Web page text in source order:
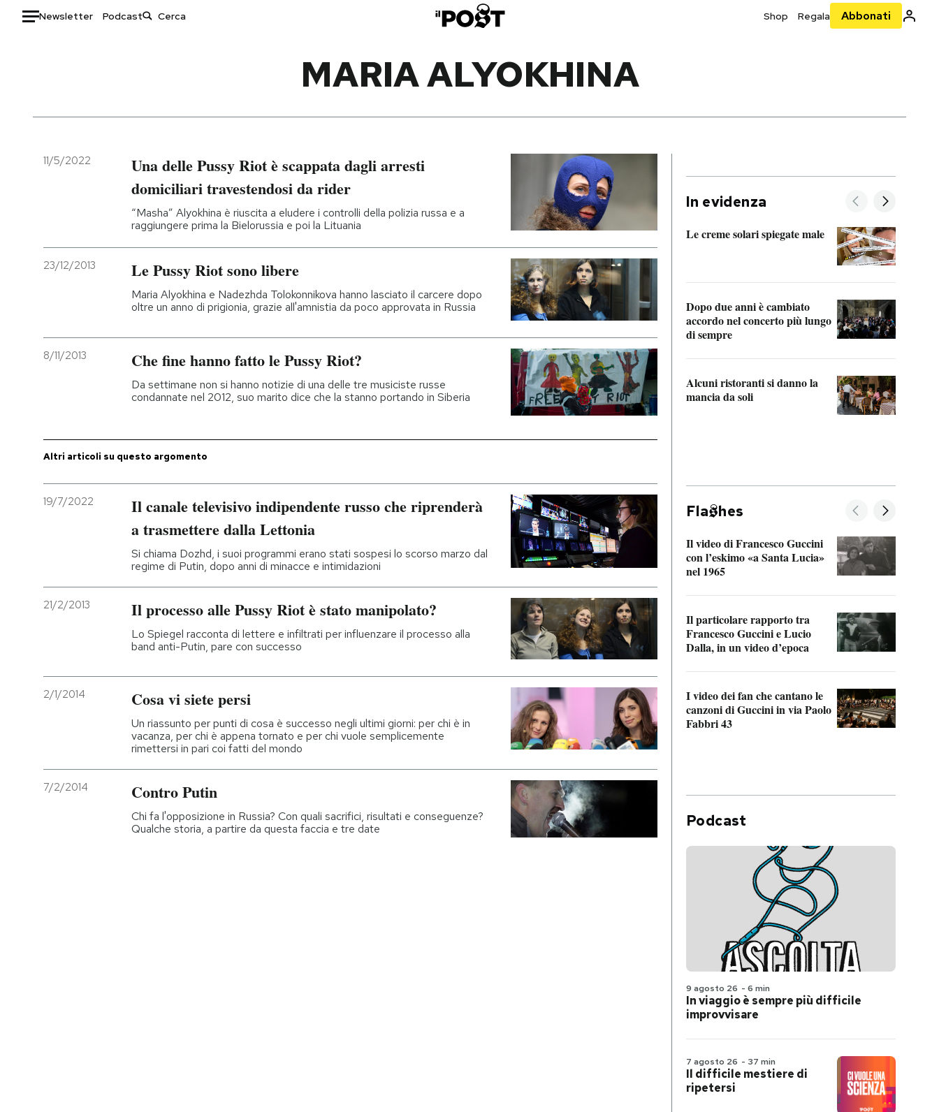
Newsletter Podcast Shop Regala Abbonati
Italia
Politica
Moda
Ok Boomer!
Media
Mondiali calcio 2026
PODCAST
AREA PERSONALE
Entra
MARIA ALYOKHINA
11/5/2022
Una delle Pussy Riot è scappata dagli arresti
domiciliari travestendosi da rider
“Masha” Alyokhina è riuscita a eludere i controlli della polizia russa e a
raggiungere prima la Bielorussia e poi la Lituania
23/12/2013 Le Pussy Riot sono libere
Maria Alyokhina e Nadezhda Tolokonnikova hanno lasciato il carcere dopo
oltre un anno di prigionia, grazie all'amnistia da poco approvata in Russia
8/11/2013 Che fine hanno fatto le Pussy Riot?
Da settimane non si hanno notizie di una delle tre musiciste russe
condannate nel 2012, suo marito dice che la stanno portando in Siberia
Altri articoli su questo argomento
19/7/2022
Il canale televisivo indipendente russo che riprenderà
a trasmettere dalla Lettonia
Si chiama Dozhd, i suoi programmi erano stati sospesi lo scorso marzo dal
regime di Putin, dopo anni di minacce e intimidazioni
21/2/2013 Il processo alle Pussy Riot è stato manipolato?
Lo Spiegel racconta di lettere e infiltrati per influenzare il processo alla
band anti-Putin, pare con successo
2/1/2014 Cosa vi siete persi
Un riassunto per punti di cosa è successo negli ultimi giorni: per chi è in
vacanza, per chi è appena tornato e per chi vuole semplicemente
rimettersi in pari coi fatti del mondo
7/2/2014 Contro Putin
Chi fa l'opposizione in Russia? Con quali sacrifici, risultati e conseguenze?
Qualche storia, a partire da questa faccia e tre date
In evidenza
Le creme solari spiegate male
Dopo due anni è cambiato
accordo nel concerto più lungo
di sempre
Alcuni ristoranti si danno la
mancia da soli
Fla hes
Il video di Francesco Guccini
con l’eskimo «a Santa Lucia»
nel 1965
Il particolare rapporto tra
Francesco Guccini e Lucio
Dalla, in un video d’epoca
I video dei fan che cantano le
canzoni di Guccini in via Paolo
Fabbri 43
Podcast
9 agosto 26 - 6 min
In viaggio è sempre più difficile
improvvisare
7 agosto 26 - 37 min
Il difficile mestiere di
ripetersi